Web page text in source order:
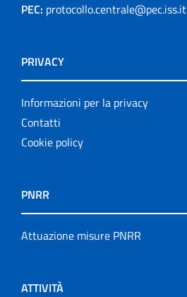
PEC: protocollo.centrale@pec.iss.it
PRIVACY
Informazioni per la privacy
Contatti
Cookie policy
PNRR
Attuazione misure PNRR
ATTIVITÀ